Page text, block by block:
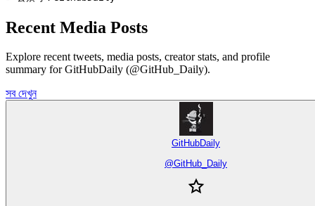
Recent Media Posts
Explore recent tweets, media posts, creator stats, and profile
summary for GitHubDaily (@GitHub_Daily).
সব দেখুন
GitHubDaily
@GitHub_Daily